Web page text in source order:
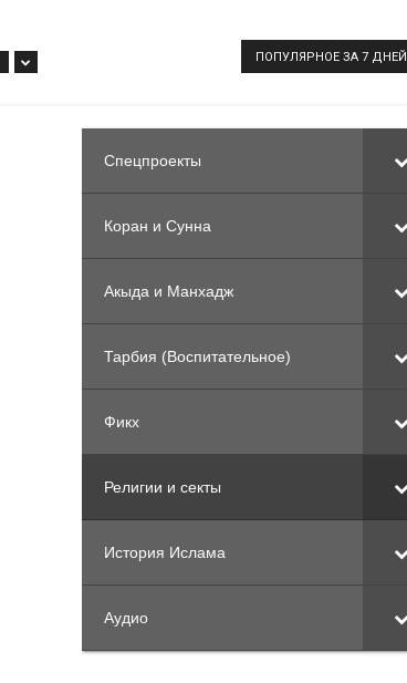
ПОПУЛЯРНОЕ ЗА 7 ДНЕЙ
Спецпроекты
Коран и Сунна
Акыда и Манхадж
Тарбия (Воспитательное)
Фикх
Религии и секты
История Ислама
Аудио